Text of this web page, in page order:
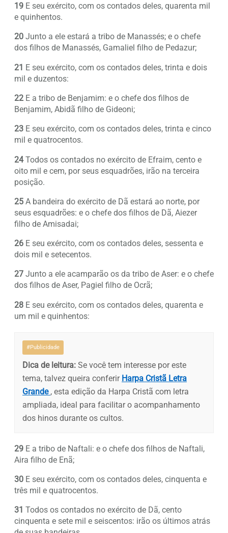
19 E seu exército, com os contados deles, quarenta mil
e quinhentos.
20 Junto a ele estará a tribo de Manassés; e o chefe
dos filhos de Manassés, Gamaliel filho de Pedazur;
21 E seu exército, com os contados deles, trinta e dois
mil e duzentos:
22 E a tribo de Benjamim: e o chefe dos filhos de
Benjamim, Abidã filho de Gideoni;
23 E seu exército, com os contados deles, trinta e cinco
mil e quatrocentos.
24Todos os contados no exército de Efraim, cento e
oito mil e cem, por seus esquadrões, irão na terceira
posição.
25 A bandeira do exército de Dã estará ao norte, por
seus esquadrões: e o chefe dos filhos de Dã, Aiezer
filho de Amisadai;
26 E seu exército, com os contados deles, sessenta e
dois mil e setecentos.
27 Junto a ele acamparão os da tribo de Aser: e o chefe
dos filhos de Aser, Pagiel filho de Ocrã;
28 E seu exército, com os contados deles, quarenta e
um mil e quinhentos:
#Publicidade
Dica de leitura: Se você tem interesse por este
tema, talvez queira conferir Harpa Cristã Letra
Grande , esta edição da Harpa Cristã com letra
ampliada, ideal para facilitar o acompanhamento
dos hinos durante os cultos.
29 E a tribo de Naftali: e o chefe dos filhos de Naftali,
Aira filho de Enã;
30 E seu exército, com os contados deles, cinquenta e
três mil e quatrocentos.
31 Todos os contados no exército de Dã, cento
cinquenta e sete mil e seiscentos: irão os últimos atrás